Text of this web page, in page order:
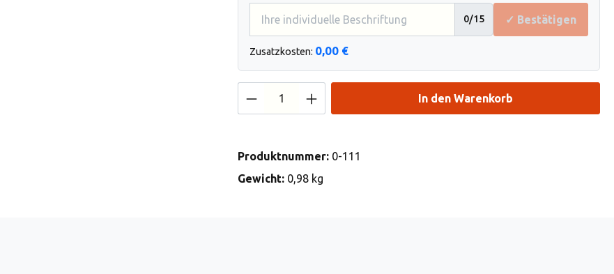
0/15 ✓ Bestätigen
Zusatzkosten: 0,00 €
Produkt Anzahl: Gib den gewünschten Wert
In den Warenkorb
Produktnummer: 0-111
Gewicht: 0,98 kg